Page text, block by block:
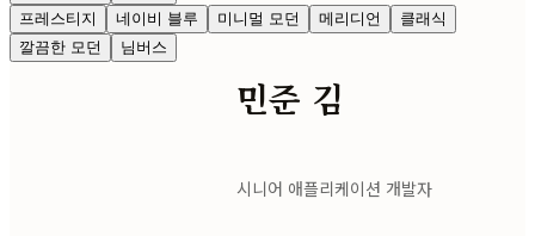
프레스티지
네이비 블루 미니멀 모던 메리디언
클래식
깔끔한 모던
님버스
민준 김
시니어 애플리케이션 개발자